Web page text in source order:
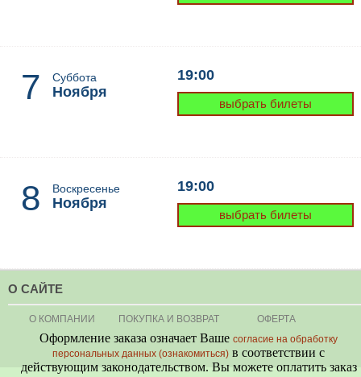
7 Суббота
Ноября
19:00
выбрать билеты
8 Воскресенье
Ноября
19:00
выбрать билеты
О САЙТЕ
О КОМПАНИИ ПОКУПКА И ВОЗВРАТ ОФЕРТА
Оформление заказа означает Ваше согласие на обработку
персональных данных (ознакомиться) в соответствии с
действующим законодательством. Вы можете оплатить заказ